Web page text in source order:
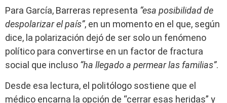
Para García, Barreras representa “esa posibilidad de
despolarizar el país”, en un momento en el que, según
dice, la polarización dejó de ser solo un fenómeno
político para convertirse en un factor de fractura
social que incluso “ha llegado a permear las familias”.
Desde esa lectura, el politólogo sostiene que el
médico encarna la opción de “cerrar esas heridas” y